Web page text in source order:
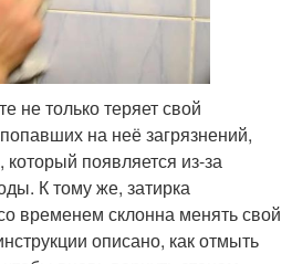
не только теряет свой
на неё загрязнений,
который появляется из-за
К тому же, затирка
временем склонна менять свой
описано, как отмыть